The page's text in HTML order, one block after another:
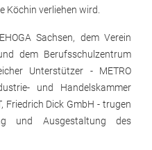
Köchin verliehen wird.
Sachsen, dem Verein
dem Berufsschulzentrum
Unterstützer - METRO
und Handelskammer
Friedrich Dick GmbH - trugen
und Ausgestaltung des